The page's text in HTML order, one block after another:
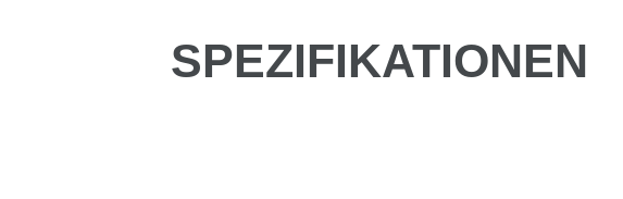
SPEZIFIKATIONEN